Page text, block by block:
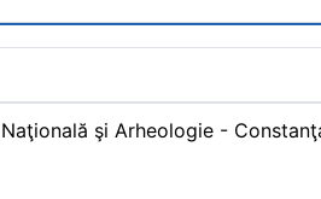
şi Arheologie -